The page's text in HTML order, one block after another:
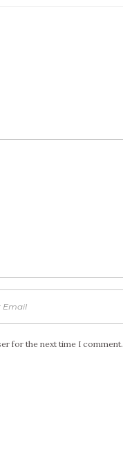
for the next time I comment.